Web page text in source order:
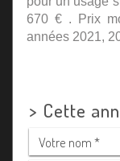
670 € . Prix
années 2021,
> Cette